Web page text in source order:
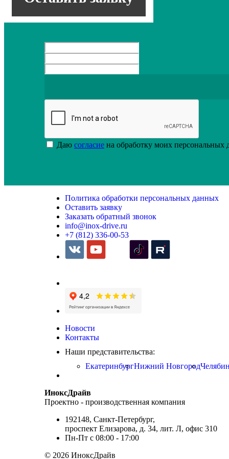
Даю согласие на обработку моих
Политика обработки персональных данных
Оставить заявку
Заказать обратный звонок
info@inox-drive.ru
+7 (812) 336-00-53
Новости
Контакты
Наши представительства:
ЕкатеринбургНижний Новгород
ИноксДрайв
Проектно - производственная компания
192148, Санкт-Петербург,
проспект Елизарова, д. 34, лит. Л, офис 310
Пн-Пт с 08:00 - 17:00
© 2026 ИноксДрайв